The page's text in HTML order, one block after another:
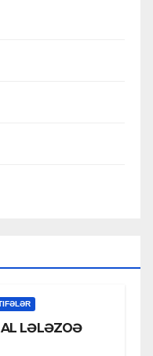
LƏLƏZOƏ